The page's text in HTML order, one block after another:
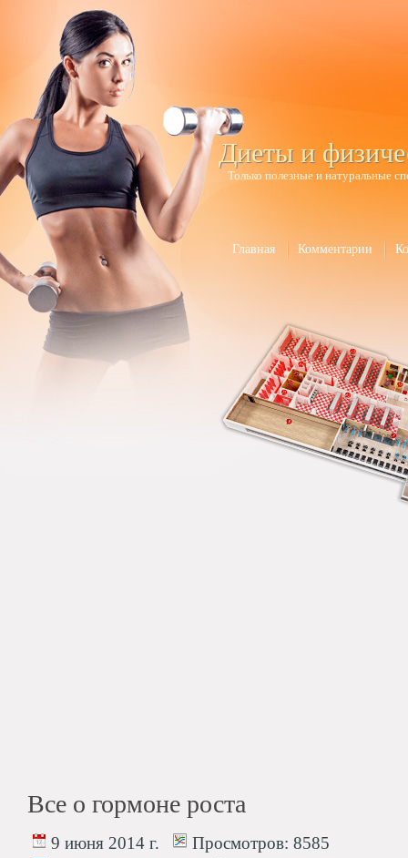
Диеты и
Только полезные и натуральные
Главная Комментарии
Все о гормоне роста
9 июня 2014 г. Просмотров: 8585